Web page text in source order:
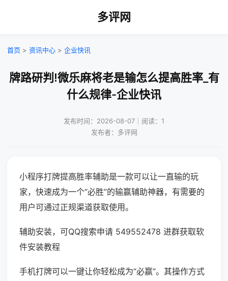
多评网
首页 > 资讯中心 > 企业快讯
牌路研判!微乐麻将老是输怎么提高胜率_有
什么规律-企业快讯
发布时间：2026-08-07｜阅读：1
发布者：多评网
小程序打牌提高胜率辅助是一款可以让一直输的玩
家，快速成为一个“必胜”的输赢辅助神器，有需要的
用户可通过正规渠道获取使用。
辅助安装，可QQ搜索申请 549552478 进群获取软
件安装教程
手机打牌可以一键让你轻松成为“必赢”。其操作方式